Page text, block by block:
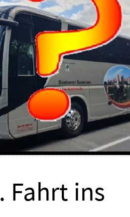
Fahrt ins